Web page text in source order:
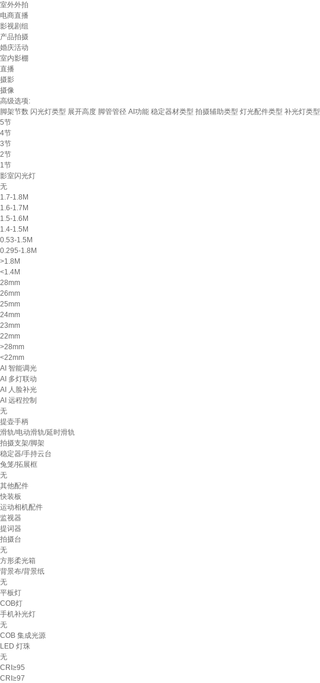
室外外拍
电商直播
影视剧组
产品拍摄
婚庆活动
室内影棚
直播
摄影
摄像
高级选项:
脚架节数 闪光灯类型 展开高度 脚管管径 AI功能 稳定器材类型 拍摄辅助类型 灯光配件类型 补光灯类型
5节
4节
3节
2节
1节
影室闪光灯
无
1.7-1.8M
1.6-1.7M
1.5-1.6M
1.4-1.5M
0.53-1.5M
0.295-1.8M
>1.8M
<1.4M
28mm
26mm
25mm
24mm
23mm
22mm
>28mm
<22mm
AI 智能调光
AI 多灯联动
AI 人脸补光
AI 远程控制
无
提壶手柄
滑轨/电动滑轨/延时滑轨
拍摄支架/脚架
稳定器/手持云台
兔笼/拓展框
无
其他配件
快装板
运动相机配件
监视器
提词器
拍摄台
无
方形柔光箱
背景布/背景纸
无
平板灯
COB灯
手机补光灯
无
COB 集成光源
LED 灯珠
无
CRI≥95
CRI≥97